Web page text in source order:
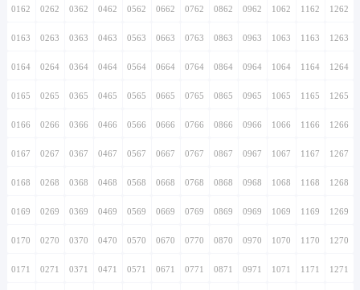
0162 0262 0362 0462 0562 0662 0762 0862 0962 1062 1162 1262
0163 0263 0363 0463 0563 0663 0763 0863 0963 1063 1163 1263
0164 0264 0364 0464 0564 0664 0764 0864 0964 1064 1164 1264
0165 0265 0365 0465 0565 0665 0765 0865 0965 1065 1165 1265
0166 0266 0366 0466 0566 0666 0766 0866 0966 1066 1166 1266
0167 0267 0367 0467 0567 0667 0767 0867 0967 1067 1167 1267
0168 0268 0368 0468 0568 0668 0768 0868 0968 1068 1168 1268
0169 0269 0369 0469 0569 0669 0769 0869 0969 1069 1169 1269
0170 0270 0370 0470 0570 0670 0770 0870 0970 1070 1170 1270
0171 0271 0371 0471 0571 0671 0771 0871 0971 1071 1171 1271